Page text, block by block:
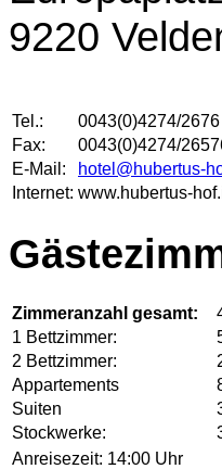
9220
Tel.:
0043(0)4274/2676
Fax:
0043(0)4274/
E-Mail:
hotel@hubertus-
Internet: www.hubertus-
Zimmeranzahl gesamt:
1 Bettzimmer:
2 Bettzimmer:
Appartements
Suiten
Stockwerke:
Anreisezeit: 14:00 Uhr